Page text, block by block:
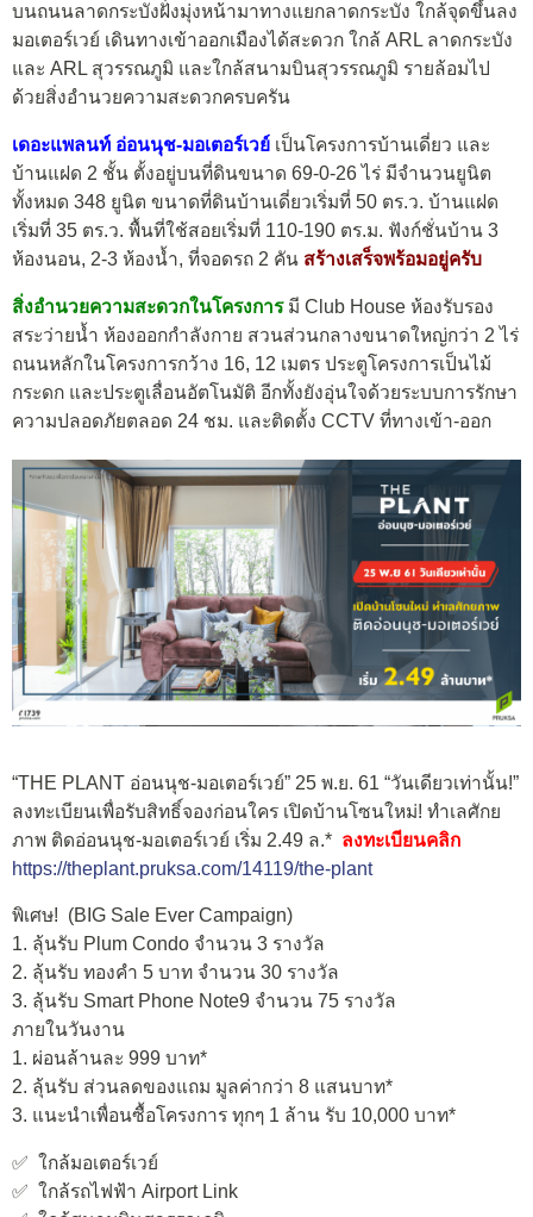
บนถนนลาดกระบังฝั่งมุ่งหน้ามาทางแยกลาดกระบัง ใกล้จุดขึ้นลง
มอเตอร์เวย์ เดินทางเข้าออกเมืองได้สะดวก ใกล้ ARL ลาดกระบัง
และ ARL สุวรรณภูมิ และใกล้สนามบินสุวรรณภูมิ รายล้อมไป
ด้วยสิ่งอำนวยความสะดวกครบครัน
เดอะแพลนท์ อ่อนนุช-มอเตอร์เวย์ เป็นโครงการบ้านเดี่ยว และ
บ้านแฝด 2 ชั้น ตั้งอยู่บนที่ดินขนาด 69-0-26 ไร่ มีจำนวนยูนิต
ทั้งหมด 348 ยูนิต ขนาดที่ดินบ้านเดี่ยวเริ่มที่ 50 ตร.ว. บ้านแฝด
เริ่มที่ 35 ตร.ว. พื้นที่ใช้สอยเริ่มที่ 110-190 ตร.ม. ฟังก์ชั่นบ้าน 3
ห้องนอน, 2-3 ห้องน้ำ, ที่จอดรถ 2 คัน สร้างเสร็จพร้อมอยู่ครับ
สิ่งอำนวยความสะดวกในโครงการมี Club House ห้องรับรอง
สระว่ายน้ำ ห้องออกกำลังกาย สวนส่วนกลางขนาดใหญ่กว่า 2 ไร่
ถนนหลักในโครงการกว้าง 16, 12 เมตร ประตูโครงการเป็นไม้
กระดก และประตูเลื่อนอัตโนมัติ อีกทั้งยังอุ่นใจด้วยระบบการรักษา
ความปลอดภัยตลอด 24 ชม. และติดตั้ง CCTV ที่ทางเข้า-ออก
“THE PLANT อ่อนนุช-มอเตอร์เวย์” 25 พ.ย. 61 “วันเดียวเท่านั้น!”
ลงทะเบียนเพื่อรับสิทธิ์จองก่อนใคร เปิดบ้านโซนใหม่! ทําเลศักย
ภาพ ติดอ่อนนุช-มอเตอร์เวย์ เริ่ม 2.49 ล.* ลงทะเบียนคลิก
https://theplant.pruksa.com/14119/the-plant
พิเศษ! (BIG Sale Ever Campaign)
1. ลุ้นรับ Plum Condo จำนวน 3 รางวัล
2. ลุ้นรับ ทองคำ 5 บาท จำนวน 30 รางวัล
3. ลุ้นรับ Smart Phone Note9 จำนวน 75 รางวัล
ภายในวันงาน
1. ผ่อนล้านละ 999 บาท*
2. ลุ้นรับ ส่วนลดของแถม มูลค่ากว่า 8 แสนบาท*
3. แนะนำเพื่อนซื้อโครงการ ทุกๆ 1 ล้าน รับ 10,000 บาท*
✅ ใกล้มอเตอร์เวย์
✅ ใกล้รถไฟฟ้า Airport Link